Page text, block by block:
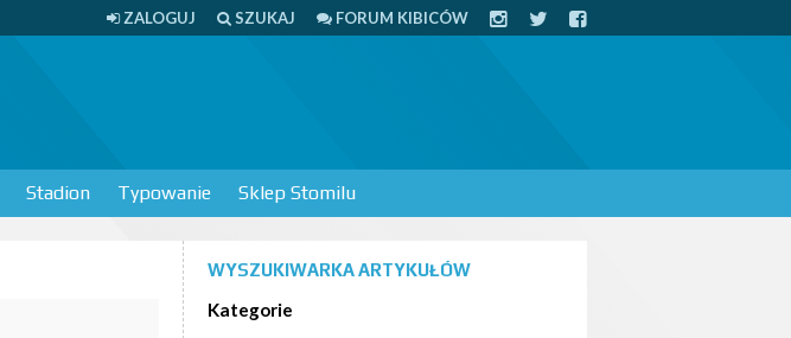
ZALOGUJ SZUKAJ FORUM KIBICÓW
Stadion Typowanie Sklep Stomilu
WYSZUKIWARKA ARTYKUŁÓW
Kategorie